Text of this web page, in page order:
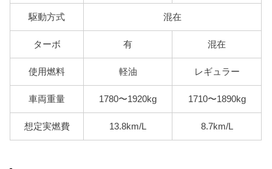
駆動方式 混在
ターボ 有 混在
使用燃料 軽油 レギュラー
車両重量 1780〜1920kg 1710〜1890kg
想定実燃費 13.8km/L 8.7km/L